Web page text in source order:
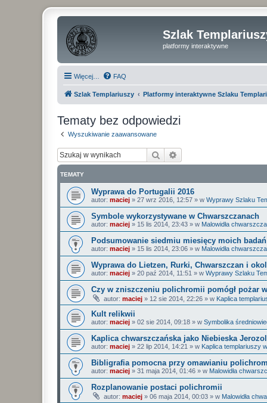
Szlak
platformy interaktywne
Więcej… FAQ
Szlak Templariuszy Platformy interaktywne Szlaku
Tematy bez odpowiedzi
Wyszukiwanie zaawansowane
Szukaj
TEMATY
Wyprawa do Portugalii 2016
autor: maciej » 27 wrz 2016, 12:57 » w Wyprawy Szlaku
Symbole wykorzystywane w Chwarszczanach
autor: maciej » 15 lis 2014, 23:43 » w Malowidła
Podsumowanie siedmiu miesięcy moich
autor: maciej » 15 lis 2014, 23:06 » w Malowidła
Wyprawa do Lietzen, Rurki, Chwarszczan i
autor: maciej » 20 paź 2014, 11:51 » w Wyprawy Szlaku
Czy w zniszczeniu polichromii pomógł pożar
autor: maciej » 12 sie 2014, 22:26 » w Kaplica
Kult relikwii
autor: maciej » 02 sie 2014, 09:18 » w Symbolika
Kaplica chwarszczańska jako Niebieska
autor: maciej » 22 lip 2014, 14:21 » w Kaplica templariuszy
Bibligrafia pomocna przy omawianiu
autor: maciej » 31 maja 2014, 01:46 » w Malowidła
Rozplanowanie postaci polichromii
autor: maciej » 06 maja 2014, 00:03 » w Malowidła